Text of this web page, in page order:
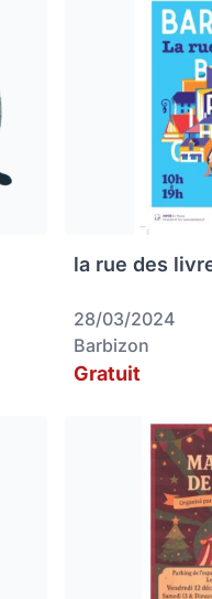
la rue des
28/03/2024
Barbizon
Gratuit